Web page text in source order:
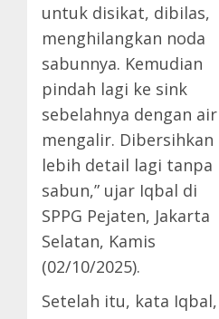
untuk disikat, dibilas,
menghilangkan noda
sabunnya. Kemudian
pindah lagi ke sink
sebelahnya dengan air
mengalir. Dibersihkan
lebih detail lagi tanpa
sabun,” ujar Iqbal di
SPPG Pejaten, Jakarta
Selatan, Kamis
(02/10/2025).
Setelah itu, kata Iqbal,